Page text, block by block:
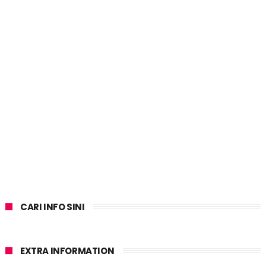
CARI INFO SINI
EXTRA INFORMATION